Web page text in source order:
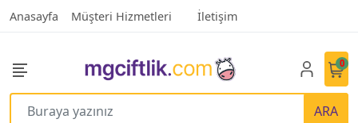
Anasayfa Müşteri Hizmetleri İletişim
ARA
0